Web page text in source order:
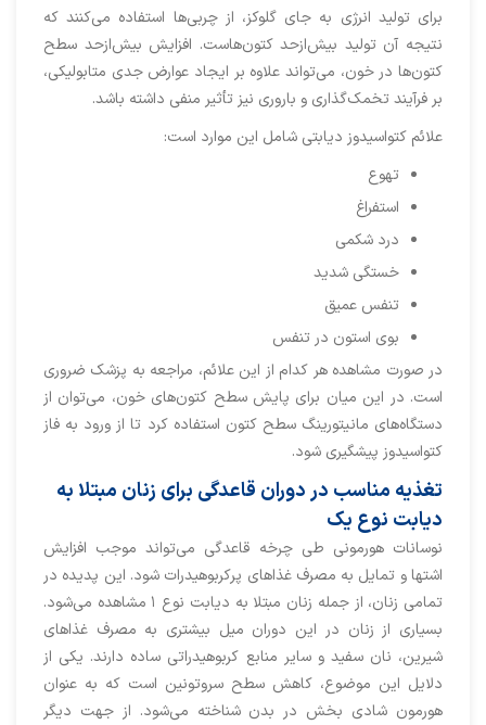
برای تولید انرژی به جای گلوکز، از چربی‌ها استفاده می‌کنند که
نتیجه آن تولید بیش‌ازحد کتون‌هاست. افزایش بیش‌ازحد سطح
کتون‌ها در خون، می‌تواند علاوه بر ایجاد عوارض جدی متابولیکی،
بر فرآیند تخمک‌گذاری و باروری نیز تأثیر منفی داشته باشد.
علائم کتواسیدوز دیابتی شامل این موارد است:
تهوع
استفراغ
درد شکمی
خستگی شدید
تنفس عمیق
بوی استون در تنفس
در صورت مشاهده هر کدام از این علائم، مراجعه به پزشک ضروری
است. در این میان برای پایش سطح کتون‌های خون، می‌توان از
دستگاه‌های مانیتورینگ سطح کتون استفاده کرد تا از ورود به فاز
کتواسیدوز پیشگیری شود.
تغذیه مناسب در دوران قاعدگی برای زنان مبتلا به
دیابت نوع یک
نوسانات هورمونی طی چرخه قاعدگی می‌تواند موجب افزایش
اشتها و تمایل به مصرف غذاهای پرکربوهیدرات شود. این پدیده در
تمامی زنان، از جمله زنان مبتلا به دیابت نوع ۱ مشاهده می‌شود.
بسیاری از زنان در این دوران میل بیشتری به مصرف غذاهای
شیرین، نان سفید و سایر منابع کربوهیدراتی ساده دارند. یکی از
دلایل این موضوع، کاهش سطح سروتونین است که به عنوان
هورمون شادی بخش در بدن شناخته می‌شود. از جهت دیگر